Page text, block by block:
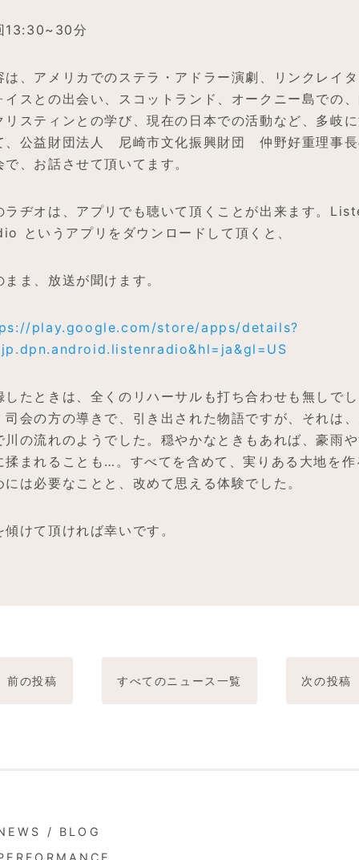
13:30~30分
は、アメリカでのステラ・アドラー演劇、リンクレイタ
イスとの出会い、スコットランド、オークニー島での、
リスティンとの学び、現在の日本での活動など、多岐
、公益財団法人 尼崎市文化振興財団 仲野好重理事長
で、お話させて頂いてます。
ラヂオは、アプリでも聴いて頂くことが出来ます。
というアプリをダウンロードして頂くと、
まま、放送が聞けます。
play.google.com/store/apps/details?
したときは、全くのリハーサルも打ち合わせも無しでし
司会の方の導きで、引き出された物語ですが、それは、
川の流れのようでした。穏やかなときもあれば、豪雨や
揉まれることも…。すべてを含めて、実りある大地を作
には必要なことと、改めて思える体験でした。
傾けて頂ければ幸いです。
前の投稿 すべてのニュース一覧 次の投稿
/ BLOG